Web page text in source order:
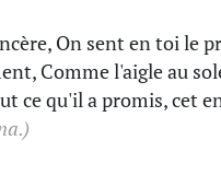
On sent en toi le
Comme l'aigle au
ce qu'il a promis, cet